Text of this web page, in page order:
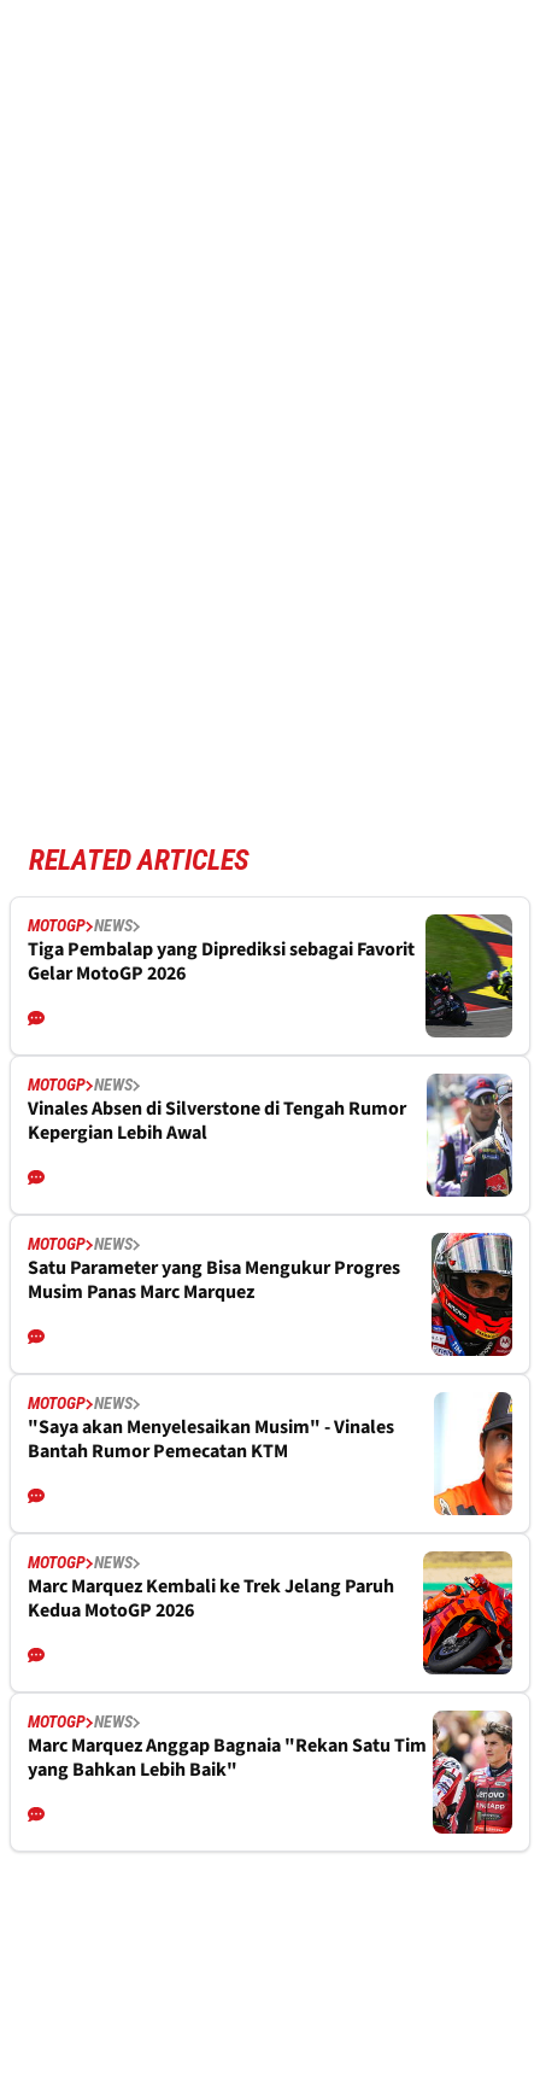
RELATED ARTICLES
MOTOGP NEWS
Tiga Pembalap yang Diprediksi sebagai Favorit
Gelar MotoGP 2026
MOTOGP NEWS
Vinales Absen di Silverstone di Tengah Rumor
Kepergian Lebih Awal
MOTOGP NEWS
Satu Parameter yang Bisa Mengukur Progres
Musim Panas Marc Marquez
MOTOGP NEWS
"Saya akan Menyelesaikan Musim" - Vinales
Bantah Rumor Pemecatan KTM
MOTOGP NEWS
Marc Marquez Kembali ke Trek Jelang Paruh
Kedua MotoGP 2026
MOTOGP NEWS
Marc Marquez Anggap Bagnaia "Rekan Satu Tim
yang Bahkan Lebih Baik"